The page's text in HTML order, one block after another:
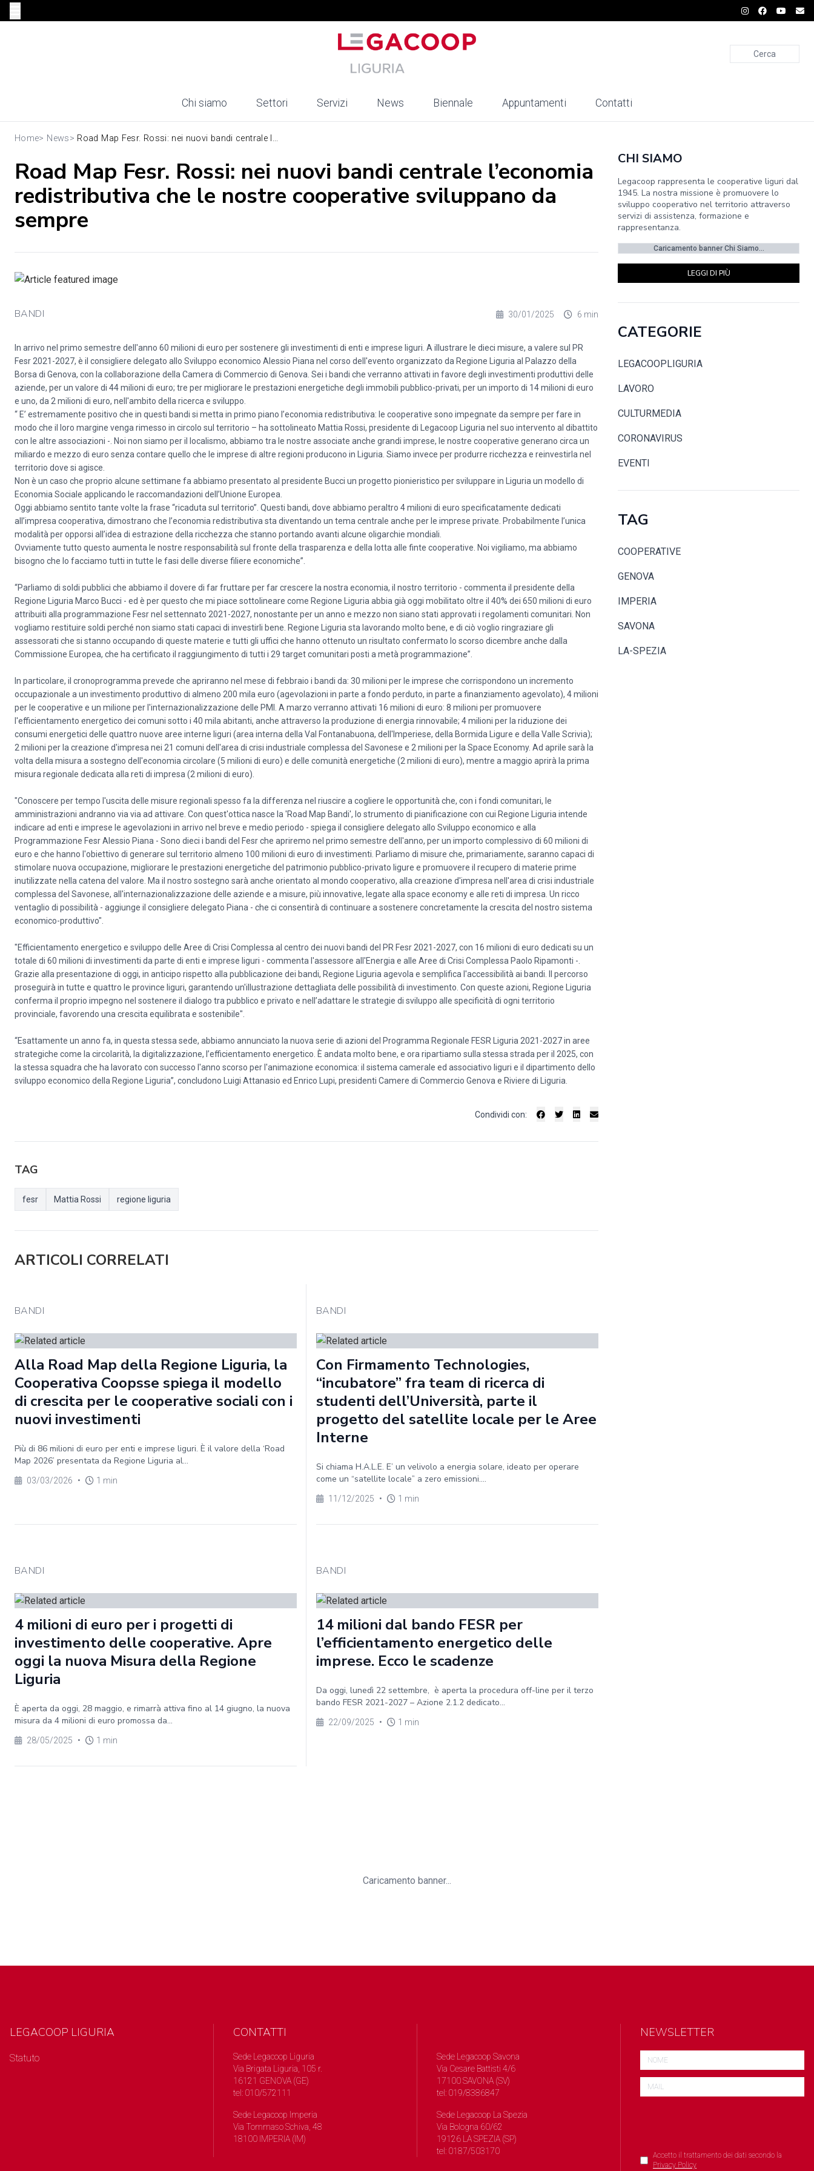
Cerca
Chi siamo Settori Servizi News Biennale Appuntamenti Contatti
Home> News> Road Map Fesr. Rossi: nei nuovi bandi centrale l...
Road Map Fesr. Rossi: nei nuovi bandi centrale l’economia
redistributiva che le nostre cooperative sviluppano da
sempre
BANDI 30/01/2025 6 min
In arrivo nel primo semestre dell'anno 60 milioni di euro per sostenere gli investimenti di enti e imprese liguri. A illustrare le dieci misure, a valere sul PR
Fesr 2021-2027, è il consigliere delegato allo Sviluppo economico Alessio Piana nel corso dell'evento organizzato da Regione Liguria al Palazzo della
Borsa di Genova, con la collaborazione della Camera di Commercio di Genova. Sei i bandi che verranno attivati in favore degli investimenti produttivi delle
aziende, per un valore di 44 milioni di euro; tre per migliorare le prestazioni energetiche degli immobili pubblico-privati, per un importo di 14 milioni di euro
e uno, da 2 milioni di euro, nell'ambito della ricerca e sviluppo.
“ E’ estremamente positivo che in questi bandi si metta in primo piano l’economia redistributiva: le cooperative sono impegnate da sempre per fare in
modo che il loro margine venga rimesso in circolo sul territorio – ha sottolineato Mattia Rossi, presidente di Legacoop Liguria nel suo intervento al dibattito
con le altre associazioni -. Noi non siamo per il localismo, abbiamo tra le nostre associate anche grandi imprese, le nostre cooperative generano circa un
miliardo e mezzo di euro senza contare quello che le imprese di altre regioni producono in Liguria. Siamo invece per produrre ricchezza e reinvestirla nel
territorio dove si agisce.
Non è un caso che proprio alcune settimane fa abbiamo presentato al presidente Bucci un progetto pionieristico per sviluppare in Liguria un modello di
Economia Sociale applicando le raccomandazioni dell’Unione Europea.
Oggi abbiamo sentito tante volte la frase “ricaduta sul territorio”. Questi bandi, dove abbiamo peraltro 4 milioni di euro specificatamente dedicati
all’impresa cooperativa, dimostrano che l’economia redistributiva sta diventando un tema centrale anche per le imprese private. Probabilmente l’unica
modalità per opporsi all’idea di estrazione della ricchezza che stanno portando avanti alcune oligarchie mondiali.
Ovviamente tutto questo aumenta le nostre responsabilità sul fronte della trasparenza e della lotta alle finte cooperative. Noi vigiliamo, ma abbiamo
bisogno che lo facciamo tutti in tutte le fasi delle diverse filiere economiche”.
“Parliamo di soldi pubblici che abbiamo il dovere di far fruttare per far crescere la nostra economia, il nostro territorio - commenta il presidente della
Regione Liguria Marco Bucci - ed è per questo che mi piace sottolineare come Regione Liguria abbia già oggi mobilitato oltre il 40% dei 650 milioni di euro
attribuiti alla programmazione Fesr nel settennato 2021-2027, nonostante per un anno e mezzo non siano stati approvati i regolamenti comunitari. Non
vogliamo restituire soldi perché non siamo stati capaci di investirli bene. Regione Liguria sta lavorando molto bene, e di ciò voglio ringraziare gli
assessorati che si stanno occupando di queste materie e tutti gli uffici che hanno ottenuto un risultato confermato lo scorso dicembre anche dalla
Commissione Europea, che ha certificato il raggiungimento di tutti i 29 target comunitari posti a metà programmazione”.
In particolare, il cronoprogramma prevede che apriranno nel mese di febbraio i bandi da: 30 milioni per le imprese che corrispondono un incremento
occupazionale a un investimento produttivo di almeno 200 mila euro (agevolazioni in parte a fondo perduto, in parte a finanziamento agevolato), 4 milioni
per le cooperative e un milione per l'internazionalizzazione delle PMI. A marzo verranno attivati 16 milioni di euro: 8 milioni per promuovere
l'efficientamento energetico dei comuni sotto i 40 mila abitanti, anche attraverso la produzione di energia rinnovabile; 4 milioni per la riduzione dei
consumi energetici delle quattro nuove aree interne liguri (area interna della Val Fontanabuona, dell'Imperiese, della Bormida Ligure e della Valle Scrivia);
2 milioni per la creazione d'impresa nei 21 comuni dell'area di crisi industriale complessa del Savonese e 2 milioni per la Space Economy. Ad aprile sarà la
volta della misura a sostegno dell'economia circolare (5 milioni di euro) e delle comunità energetiche (2 milioni di euro), mentre a maggio aprirà la prima
misura regionale dedicata alla reti di impresa (2 milioni di euro).
"Conoscere per tempo l'uscita delle misure regionali spesso fa la differenza nel riuscire a cogliere le opportunità che, con i fondi comunitari, le
amministrazioni andranno via via ad attivare. Con quest'ottica nasce la 'Road Map Bandi', lo strumento di pianificazione con cui Regione Liguria intende
indicare ad enti e imprese le agevolazioni in arrivo nel breve e medio periodo - spiega il consigliere delegato allo Sviluppo economico e alla
Programmazione Fesr Alessio Piana - Sono dieci i bandi del Fesr che apriremo nel primo semestre dell'anno, per un importo complessivo di 60 milioni di
euro e che hanno l'obiettivo di generare sul territorio almeno 100 milioni di euro di investimenti. Parliamo di misure che, primariamente, saranno capaci di
stimolare nuova occupazione, migliorare le prestazioni energetiche del patrimonio pubblico-privato ligure e promuovere il recupero di materie prime
inutilizzate nella catena del valore. Ma il nostro sostegno sarà anche orientato al mondo cooperativo, alla creazione d'impresa nell'area di crisi industriale
complessa del Savonese, all'internazionalizzazione delle aziende e a misure, più innovative, legate alla space economy e alle reti di impresa. Un ricco
ventaglio di possibilità - aggiunge il consigliere delegato Piana - che ci consentirà di continuare a sostenere concretamente la crescita del nostro sistema
economico-produttivo".
"Efficientamento energetico e sviluppo delle Aree di Crisi Complessa al centro dei nuovi bandi del PR Fesr 2021-2027, con 16 milioni di euro dedicati su un
totale di 60 milioni di investimenti da parte di enti e imprese liguri - commenta l'assessore all'Energia e alle Aree di Crisi Complessa Paolo Ripamonti -.
Grazie alla presentazione di oggi, in anticipo rispetto alla pubblicazione dei bandi, Regione Liguria agevola e semplifica l'accessibilità ai bandi. Il percorso
proseguirà in tutte e quattro le province liguri, garantendo un'illustrazione dettagliata delle possibilità di investimento. Con queste azioni, Regione Liguria
conferma il proprio impegno nel sostenere il dialogo tra pubblico e privato e nell’adattare le strategie di sviluppo alle specificità di ogni territorio
provinciale, favorendo una crescita equilibrata e sostenibile".
“Esattamente un anno fa, in questa stessa sede, abbiamo annunciato la nuova serie di azioni del Programma Regionale FESR Liguria 2021-2027 in aree
strategiche come la circolarità, la digitalizzazione, l’efficientamento energetico. È andata molto bene, e ora ripartiamo sulla stessa strada per il 2025, con
la stessa squadra che ha lavorato con successo l'anno scorso per l'animazione economica: il sistema camerale ed associativo liguri e il dipartimento dello
sviluppo economico della Regione Liguria”, concludono Luigi Attanasio ed Enrico Lupi, presidenti Camere di Commercio Genova e Riviere di Liguria.
Condividi con:
TAG
fesr Mattia Rossi regione liguria
ARTICOLI CORRELATI
BANDI
Alla Road Map della Regione Liguria, la
Cooperativa Coopsse spiega il modello
di crescita per le cooperative sociali con i
nuovi investimenti
Più di 86 milioni di euro per enti e imprese liguri. È il valore della ‘Road
Map 2026’ presentata da Regione Liguria al...
03/03/2026 • 1 min
BANDI
Con Firmamento Technologies,
“incubatore” fra team di ricerca di
studenti dell’Università, parte il
progetto del satellite locale per le Aree
Interne
Si chiama H.A.L.E. E’ un velivolo a energia solare, ideato per operare
come un “satellite locale” a zero emissioni....
11/12/2025 • 1 min
BANDI
4 milioni di euro per i progetti di
investimento delle cooperative. Apre
oggi la nuova Misura della Regione
Liguria
È aperta da oggi, 28 maggio, e rimarrà attiva fino al 14 giugno, la nuova
misura da 4 milioni di euro promossa da...
28/05/2025 • 1 min
BANDI
14 milioni dal bando FESR per
l’efficientamento energetico delle
imprese. Ecco le scadenze
Da oggi, lunedì 22 settembre, è aperta la procedura off-line per il terzo
bando FESR 2021-2027 – Azione 2.1.2 dedicato...
22/09/2025 • 1 min
CHI SIAMO
Legacoop rappresenta le cooperative liguri dal
1945. La nostra missione è promuovere lo
sviluppo cooperativo nel territorio attraverso
servizi di assistenza, formazione e
rappresentanza.
Caricamento banner Chi Siamo...
LEGGI DI PIÙ
CATEGORIE
LEGACOOPLIGURIA
LAVORO
CULTURMEDIA
CORONAVIRUS
EVENTI
TAG
COOPERATIVE
GENOVA
IMPERIA
SAVONA
LA-SPEZIA
Caricamento banner...
LEGACOOP LIGURIA
Statuto
CONTATTI
Sede Legacoop Liguria
Via Brigata Liguria, 105 r.
16121 GENOVA (GE)
tel: 010/572111
Sede Legacoop Imperia
Via Tommaso Schiva, 48
18100 IMPERIA (IM)
Sede Legacoop Savona
Via Cesare Battisti 4/6
17100 SAVONA (SV)
tel: 019/8386847
Sede Legacoop La Spezia
Via Bologna 60/62
19126 LA SPEZIA (SP)
tel: 0187/503170
NEWSLETTER
Accetto il trattamento dei dati secondo la
Privacy Policy